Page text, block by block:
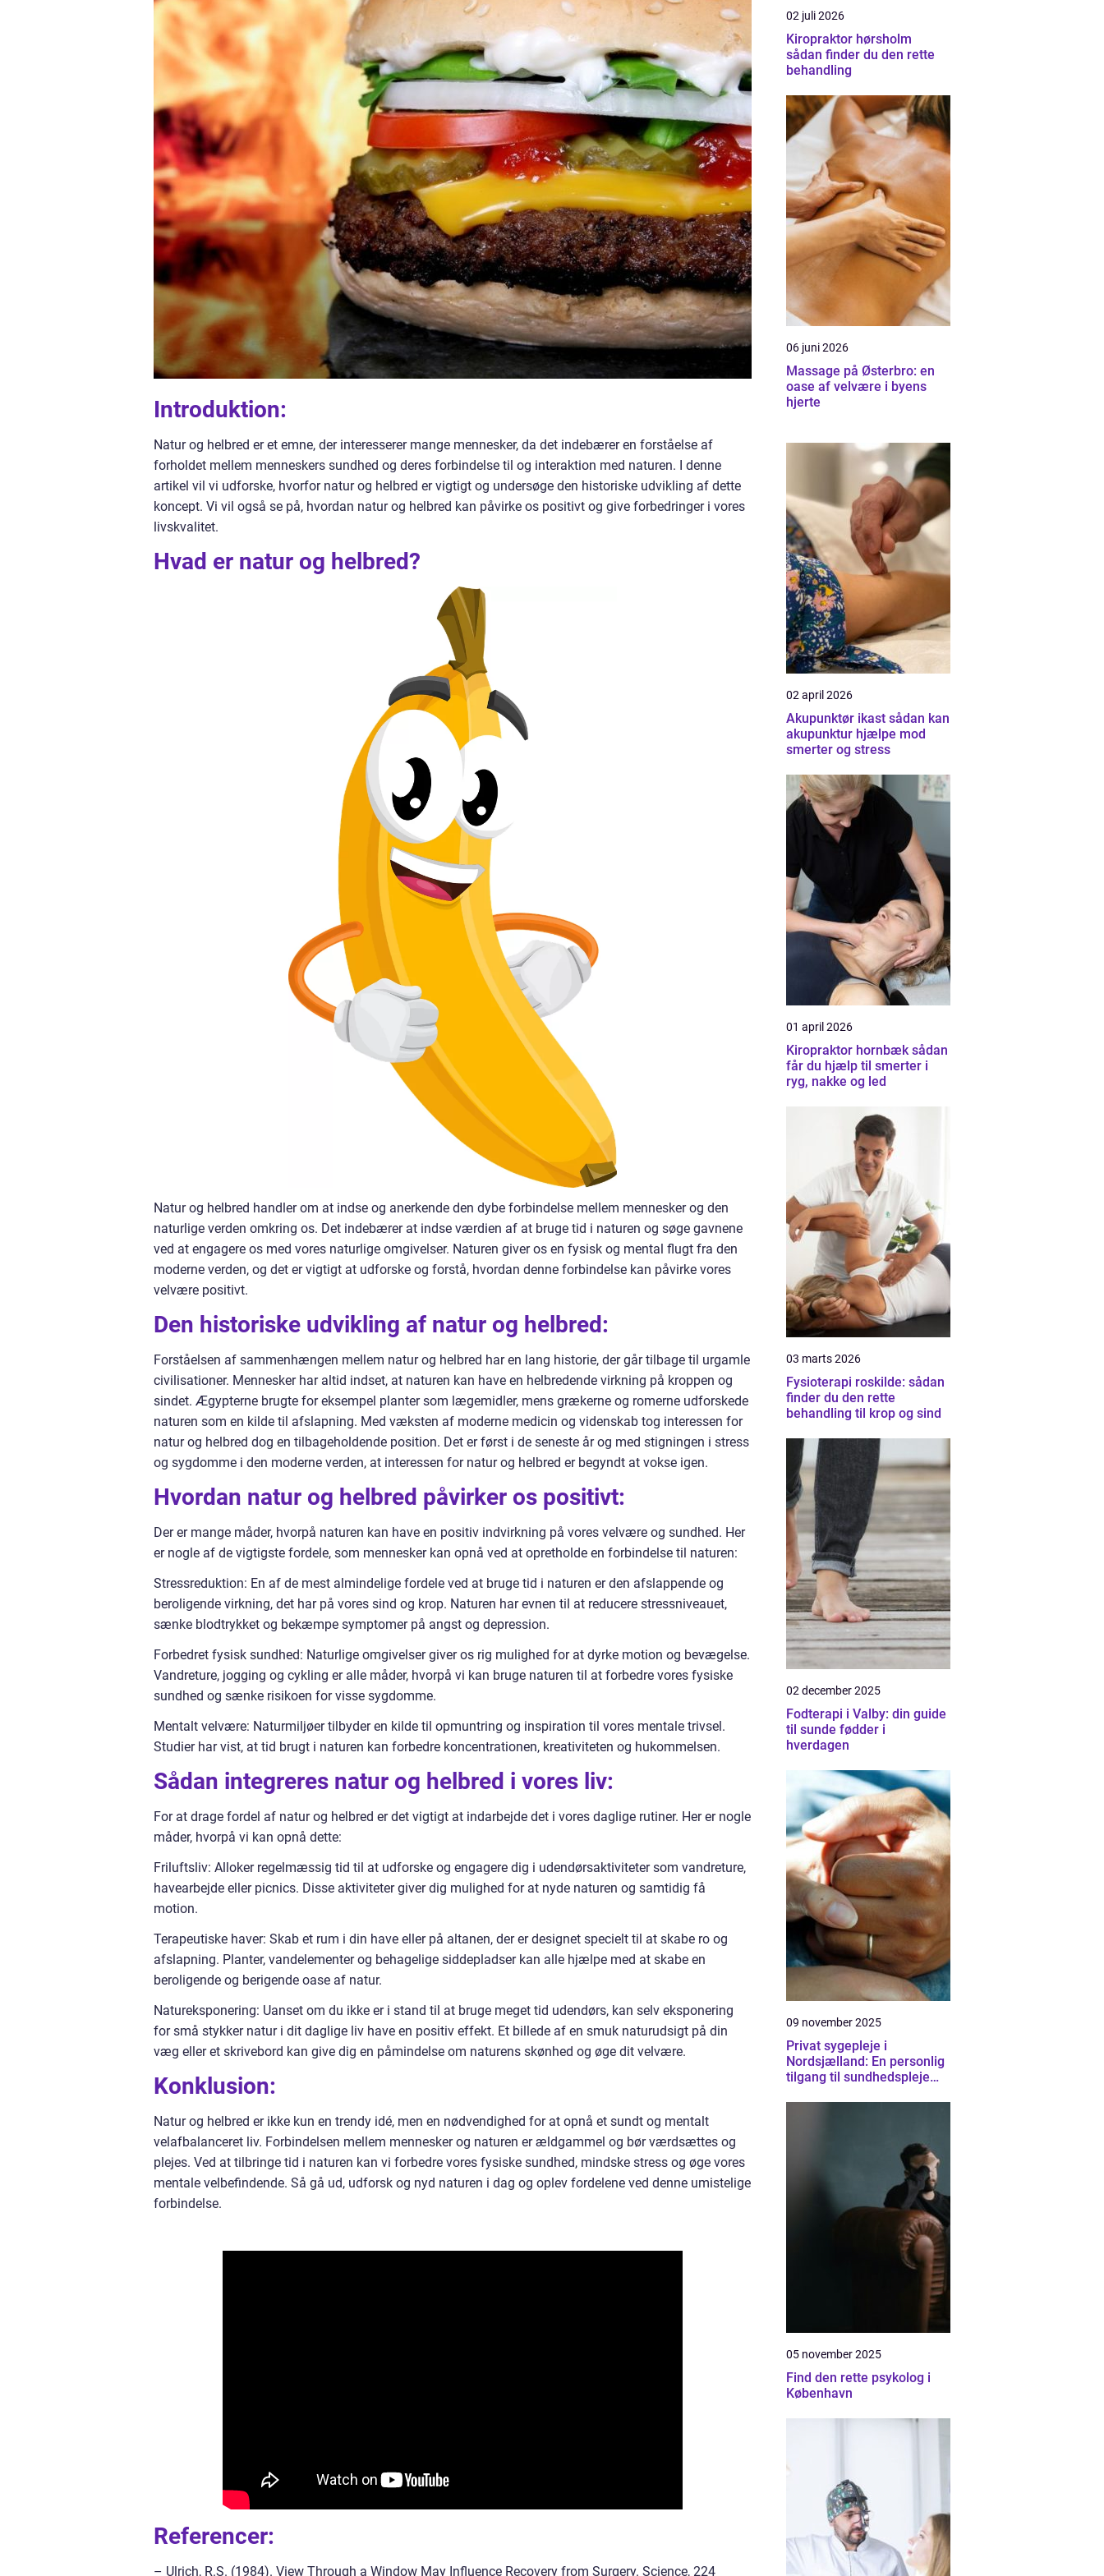
Introduktion:
Natur og helbred er et emne, der interesserer mange mennesker, da det indebærer en forståelse af
forholdet mellem menneskers sundhed og deres forbindelse til og interaktion med naturen. I denne
artikel vil vi udforske, hvorfor natur og helbred er vigtigt og undersøge den historiske udvikling af dette
koncept. Vi vil også se på, hvordan natur og helbred kan påvirke os positivt og give forbedringer i vores
livskvalitet.
Hvad er natur og helbred?
Natur og helbred handler om at indse og anerkende den dybe forbindelse mellem mennesker og den
naturlige verden omkring os. Det indebærer at indse værdien af at bruge tid i naturen og søge gavnene
ved at engagere os med vores naturlige omgivelser. Naturen giver os en fysisk og mental flugt fra den
moderne verden, og det er vigtigt at udforske og forstå, hvordan denne forbindelse kan påvirke vores
velvære positivt.
Den historiske udvikling af natur og helbred:
Forståelsen af sammenhængen mellem natur og helbred har en lang historie, der går tilbage til urgamle
civilisationer. Mennesker har altid indset, at naturen kan have en helbredende virkning på kroppen og
sindet. Ægypterne brugte for eksempel planter som lægemidler, mens grækerne og romerne udforskede
naturen som en kilde til afslapning. Med væksten af moderne medicin og videnskab tog interessen for
natur og helbred dog en tilbageholdende position. Det er først i de seneste år og med stigningen i stress
og sygdomme i den moderne verden, at interessen for natur og helbred er begyndt at vokse igen.
Hvordan natur og helbred påvirker os positivt:
Der er mange måder, hvorpå naturen kan have en positiv indvirkning på vores velvære og sundhed. Her
er nogle af de vigtigste fordele, som mennesker kan opnå ved at opretholde en forbindelse til naturen:
Stressreduktion: En af de mest almindelige fordele ved at bruge tid i naturen er den afslappende og
beroligende virkning, det har på vores sind og krop. Naturen har evnen til at reducere stressniveauet,
sænke blodtrykket og bekæmpe symptomer på angst og depression.
Forbedret fysisk sundhed: Naturlige omgivelser giver os rig mulighed for at dyrke motion og bevægelse.
Vandreture, jogging og cykling er alle måder, hvorpå vi kan bruge naturen til at forbedre vores fysiske
sundhed og sænke risikoen for visse sygdomme.
Mentalt velvære: Naturmiljøer tilbyder en kilde til opmuntring og inspiration til vores mentale trivsel.
Studier har vist, at tid brugt i naturen kan forbedre koncentrationen, kreativiteten og hukommelsen.
Sådan integreres natur og helbred i vores liv:
For at drage fordel af natur og helbred er det vigtigt at indarbejde det i vores daglige rutiner. Her er nogle
måder, hvorpå vi kan opnå dette:
Friluftsliv: Alloker regelmæssig tid til at udforske og engagere dig i udendørsaktiviteter som vandreture,
havearbejde eller picnics. Disse aktiviteter giver dig mulighed for at nyde naturen og samtidig få
motion.
Terapeutiske haver: Skab et rum i din have eller på altanen, der er designet specielt til at skabe ro og
afslapning. Planter, vandelementer og behagelige siddepladser kan alle hjælpe med at skabe en
beroligende og berigende oase af natur.
Natureksponering: Uanset om du ikke er i stand til at bruge meget tid udendørs, kan selv eksponering
for små stykker natur i dit daglige liv have en positiv effekt. Et billede af en smuk naturudsigt på din
væg eller et skrivebord kan give dig en påmindelse om naturens skønhed og øge dit velvære.
Konklusion:
Natur og helbred er ikke kun en trendy idé, men en nødvendighed for at opnå et sundt og mentalt
velafbalanceret liv. Forbindelsen mellem mennesker og naturen er ældgammel og bør værdsættes og
plejes. Ved at tilbringe tid i naturen kan vi forbedre vores fysiske sundhed, mindske stress og øge vores
mentale velbefindende. Så gå ud, udforsk og nyd naturen i dag og oplev fordelene ved denne umistelige
forbindelse.
Referencer:
– Ulrich, R.S. (1984). View Through a Window May Influence Recovery from Surgery. Science, 224
02 juli 2026
Kiropraktor hørsholm
sådan finder du den rette
behandling
06 juni 2026
Massage på Østerbro: en
oase af velvære i byens
hjerte
02 april 2026
Akupunktør ikast sådan kan
akupunktur hjælpe mod
smerter og stress
01 april 2026
Kiropraktor hornbæk sådan
får du hjælp til smerter i
ryg, nakke og led
03 marts 2026
Fysioterapi roskilde: sådan
finder du den rette
behandling til krop og sind
02 december 2025
Fodterapi i Valby: din guide
til sunde fødder i
hverdagen
09 november 2025
Privat sygepleje i
Nordsjælland: En personlig
tilgang til sundhedspleje
05 november 2025
Find den rette psykolog i
København